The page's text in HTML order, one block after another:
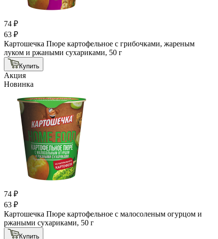
74 ₽
63 ₽
Картошечка Пюре картофельное с грибочками, жареным
луком и ржаными сухариками, 50 г
Купить
Акция
Новинка
74 ₽
63 ₽
Картошечка Пюре картофельное с малосоленым огурцом и
ржаными сухариками, 50 г
Купить